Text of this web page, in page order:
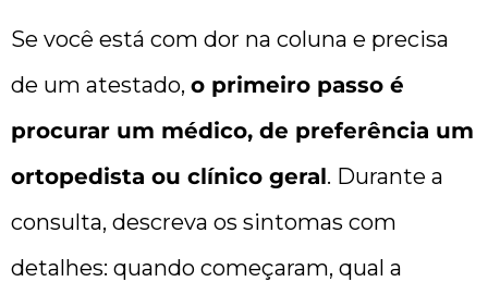
Se você está com dor na coluna e precisa
de um atestado, o primeiro passo é
procurar um médico, de preferência um
ortopedista ou clínico geral. Durante a
consulta, descreva os sintomas com
detalhes: quando começaram, qual a